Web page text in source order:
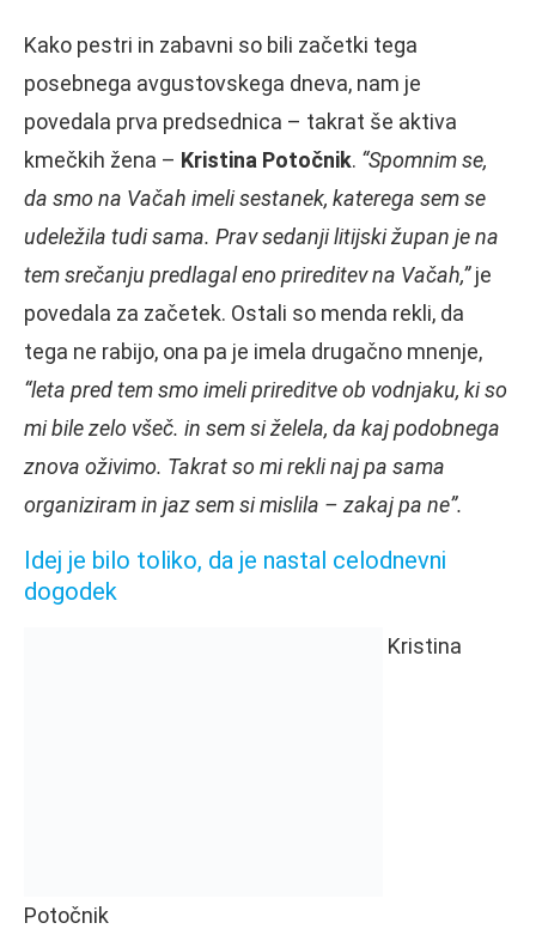
Kako pestri in zabavni so bili začetki tega
posebnega avgustovskega dneva, nam je
povedala prva predsednica – takrat še aktiva
kmečkih žena – Kristina Potočnik. “Spomnim se,
da smo na Vačah imeli sestanek, katerega sem se
udeležila tudi sama. Prav sedanji litijski župan je na
tem srečanju predlagal eno prireditev na Vačah,”je
povedala za začetek. Ostali so menda rekli, da
tega ne rabijo, ona pa je imela drugačno mnenje,
“leta pred tem smo imeli prireditve ob vodnjaku, ki so
mi bile zelo všeč. in sem si želela, da kaj podobnega
znova oživimo. Takrat so mi rekli naj pa sama
organiziram in jaz sem si mislila – zakaj pa ne”.
Idej je bilo toliko, da je nastal celodnevni
dogodek
Kristina
Potočnik